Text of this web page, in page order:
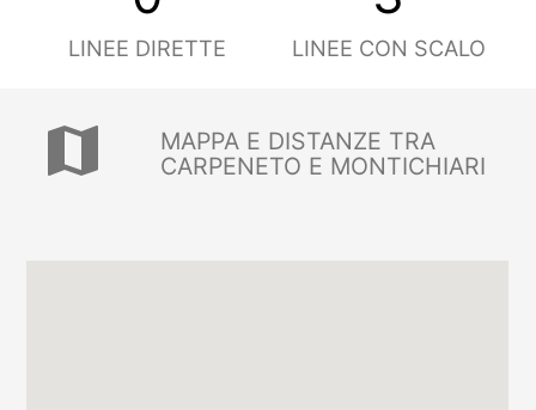
LINEE DIRETTE LINEE CON SCALO
map
MAPPA E DISTANZE TRA
CARPENETO E MONTICHIARI